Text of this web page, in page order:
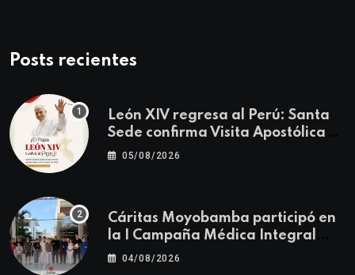
Posts recientes
León XIV regresa al Perú: Santa
Sede confirma Visita Apostólica
del 11 al 17 de noviembre
05/08/2026
Cáritas Moyobamba participó en
la I Campaña Médica Integral
Gratuita llevando salud y
04/08/2026